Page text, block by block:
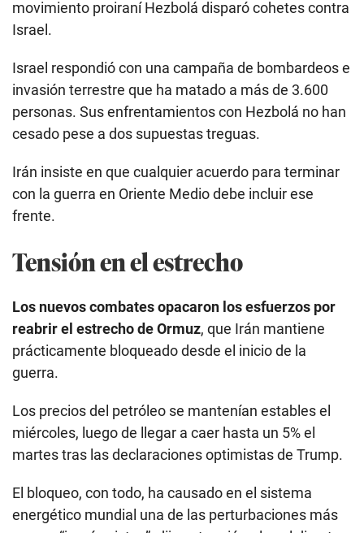
movimiento proiraní Hezbolá disparó cohetes contra
Israel.
Israel respondió con una campaña de bombardeos e
invasión terrestre que ha matado a más de 3.600
personas. Sus enfrentamientos con Hezbolá no han
cesado pese a dos supuestas treguas.
Irán insiste en que cualquier acuerdo para terminar
con la guerra en Oriente Medio debe incluir ese
frente.
Tensión en el estrecho
Los nuevos combates opacaron los esfuerzos por
reabrir el estrecho de Ormuz, que Irán mantiene
prácticamente bloqueado desde el inicio de la
guerra.
Los precios del petróleo se mantenían estables el
miércoles, luego de llegar a caer hasta un 5% el
martes tras las declaraciones optimistas de Trump.
El bloqueo, con todo, ha causado en el sistema
energético mundial una de las perturbaciones más